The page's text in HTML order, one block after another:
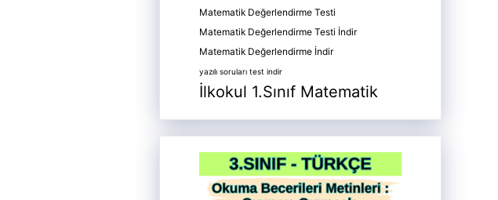
Matematik Değerlendirme Testi
Matematik Değerlendirme Testi İndir
Matematik Değerlendirme İndir
yazılı soruları test indir
İlkokul 1.Sınıf Matematik